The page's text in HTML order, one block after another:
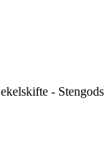
- Stengods